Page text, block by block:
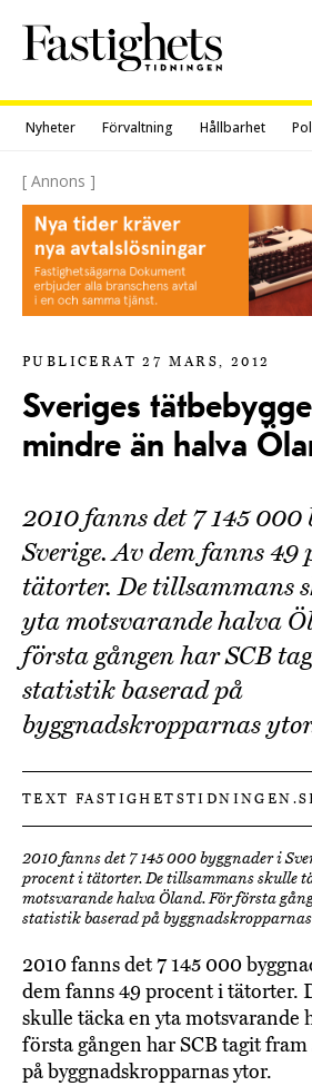
content
Nyheter Förvaltning Hållbarhet
[ Annons ]
PUBLICERAT 27 MARS, 2012
Sveriges
mindre än halva
2010 fanns det 7 145 000
Sverige. Av dem fanns 49
tätorter. De tillsammans
yta motsvarande halva
första gången har SCB
statistik baserad på
byggnadskropparnas
TEXT
2010 fanns det 7 145 000 byggnader i
procent i tätorter. De tillsammans skulle
motsvarande halva Öland. För första
statistik baserad på
2010 fanns det 7 145 000
dem fanns 49 procent i tätorter.
skulle täcka en yta motsvarande
första gången har SCB tagit
på byggnadskropparnas ytor.